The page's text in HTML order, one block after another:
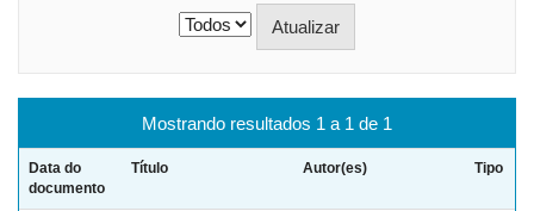
Mostrando resultados 1 a 1 de 1
Data do
documento
Título Autor(es) Tipo